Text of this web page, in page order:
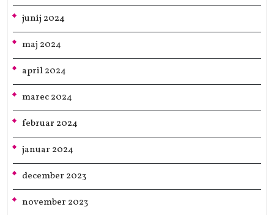
junij 2024
maj 2024
april 2024
marec 2024
februar 2024
januar 2024
december 2023
november 2023